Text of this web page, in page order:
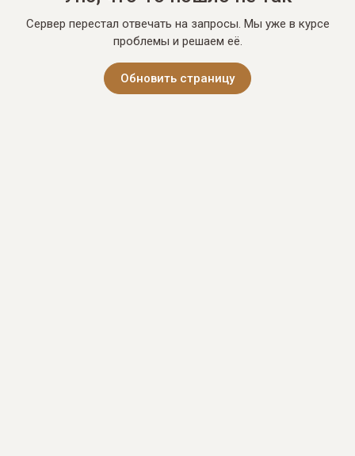
Сервер перестал отвечать на запросы. Мы уже в курсе
проблемы и решаем её.
Обновить страницу